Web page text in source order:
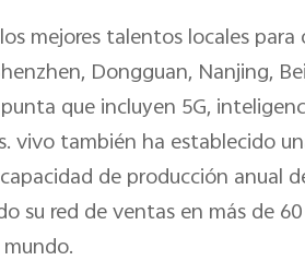
mejores talentos locales
Dongguan, Nanjing,
que incluyen 5G,
vivo también ha establecido
de producción anual
su red de ventas en más de